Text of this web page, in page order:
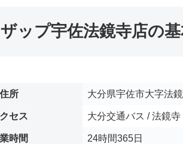
ップ宇佐法鏡寺店の
住所 大分県宇佐市大字
セス 大分交通バス / 法鏡
時間 24時間365日